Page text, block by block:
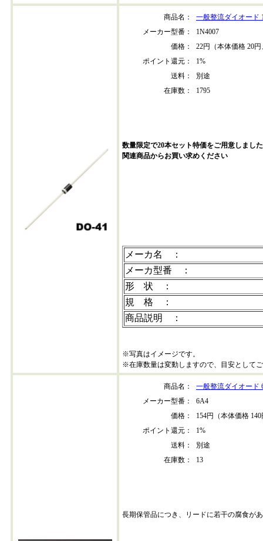
商品名：
一般整流ダイオード
メーカー型番：
1N4007
価格：
22円（本体価格 20
ポイント還元：
1%
送料：
別途
在庫数：
1795
数量限定で20本セット特価をご用意しました
関連商品からお買い求めください
メーカ名 ：
メーカ型番 ：
形 状 ：
規 格 ：
商品説明 ：
※写真はイメージです。
※在庫数量は変動しますので、目安として
商品名：
一般整流ダイオード
メーカー型番：
6A4
価格：
154円（本体価格
ポイント還元：
1%
送料：
別途
在庫数：
13
長期保管品につき、リードに若干の腐食が